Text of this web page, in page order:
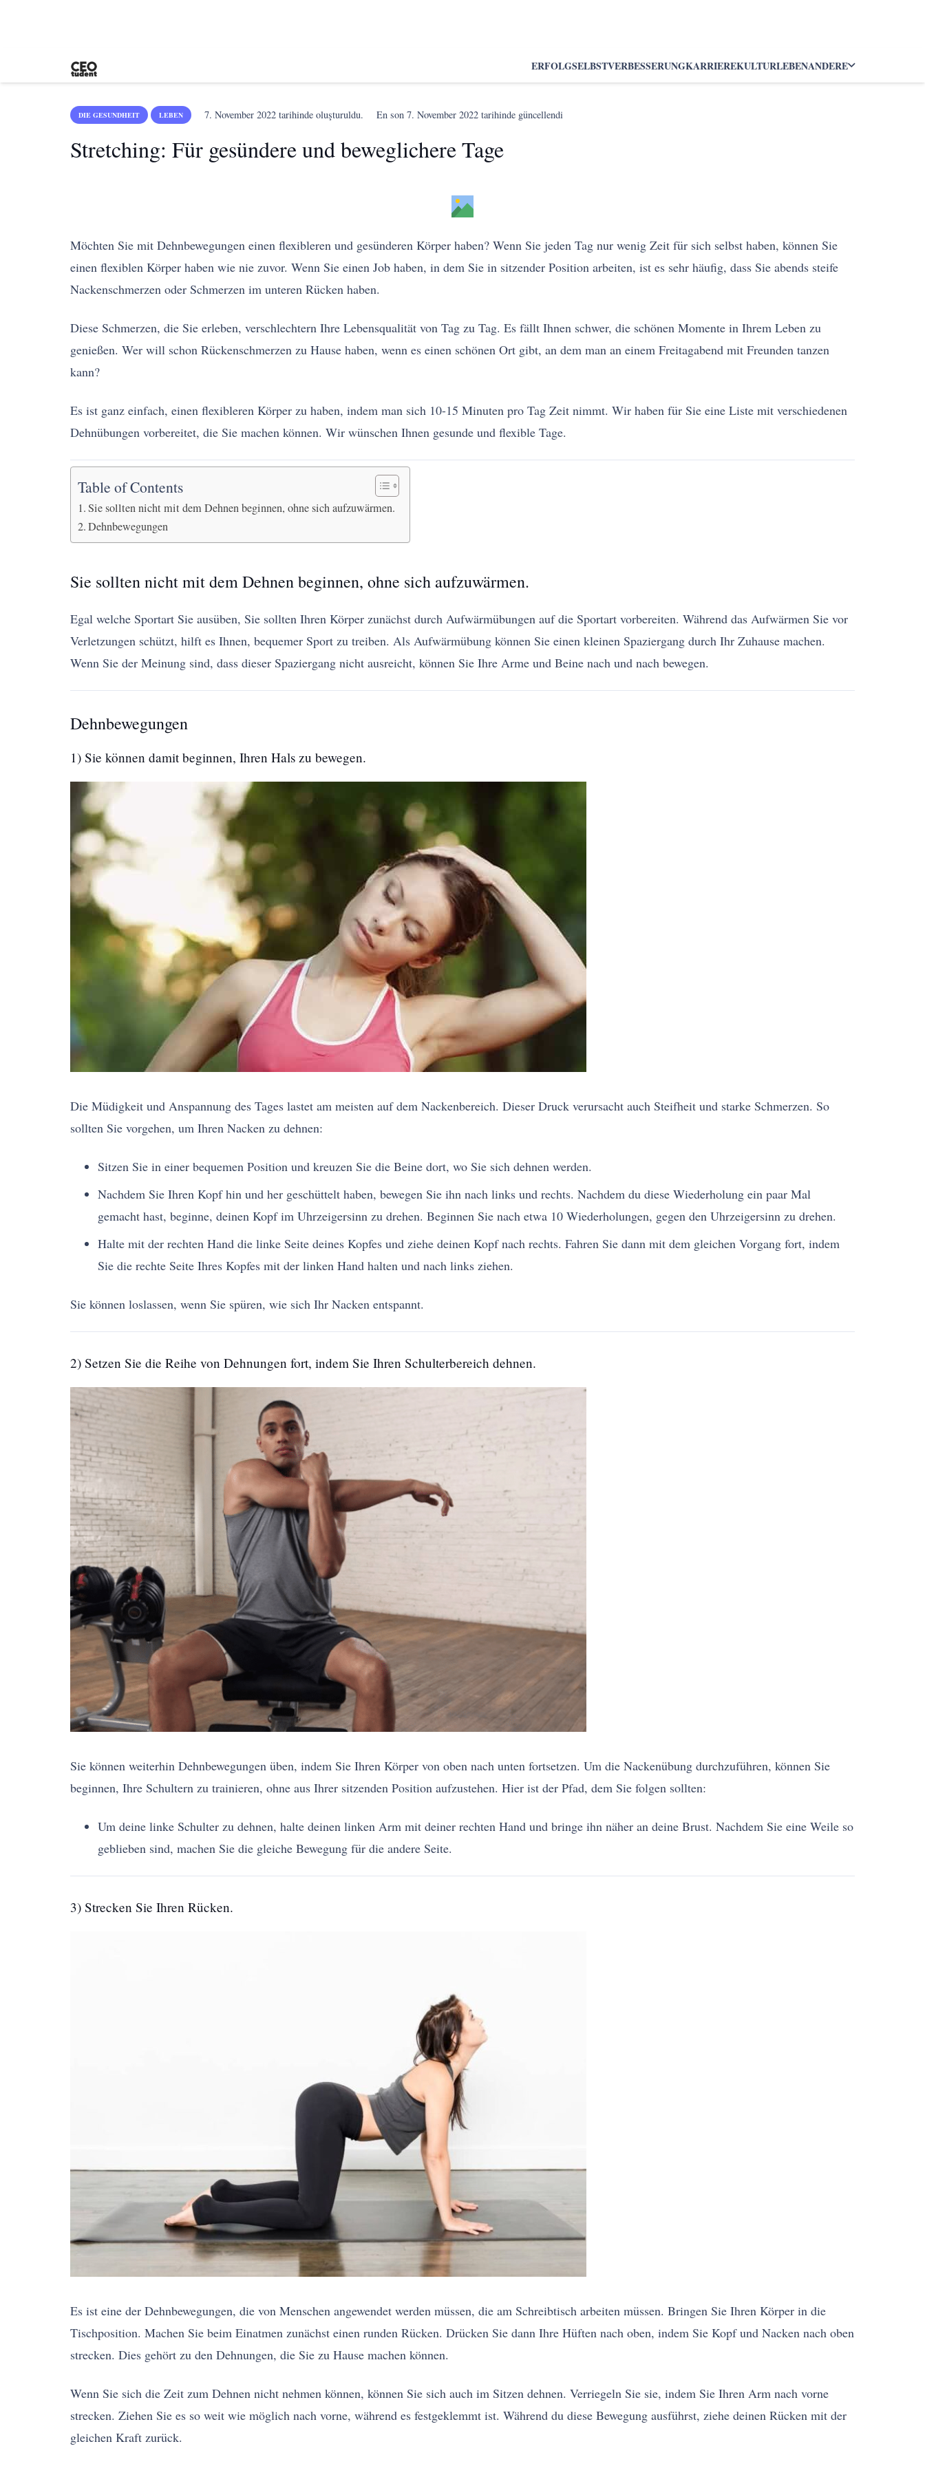
ERFOLGSELBSTVERBESSERUNGKARRIEREKULTURLEBENANDERE
DIE GESUNDHEIT LEBEN 7. November 2022 tarihinde oluşturuldu. En son7. November 2022 tarihinde güncellendi
Stretching: Für gesündere und beweglichere Tage
Möchten Sie mit Dehnbewegungen einen flexibleren und gesünderen Körper haben? Wenn Sie jeden Tag nur wenig Zeit für sich selbst haben, können Sie
einen flexiblen Körper haben wie nie zuvor. Wenn Sie einen Job haben, in dem Sie in sitzender Position arbeiten, ist es sehr häufig, dass Sie abends steife
Nackenschmerzen oder Schmerzen im unteren Rücken haben.
Diese Schmerzen, die Sie erleben, verschlechtern Ihre Lebensqualität von Tag zu Tag. Es fällt Ihnen schwer, die schönen Momente in Ihrem Leben zu
genießen. Wer will schon Rückenschmerzen zu Hause haben, wenn es einen schönen Ort gibt, an dem man an einem Freitagabend mit Freunden tanzen
kann?
Es ist ganz einfach, einen flexibleren Körper zu haben, indem man sich 10-15 Minuten pro Tag Zeit nimmt. Wir haben für Sie eine Liste mit verschiedenen
Dehnübungen vorbereitet, die Sie machen können. Wir wünschen Ihnen gesunde und flexible Tage.
Table of Contents
Sie sollten nicht mit dem Dehnen beginnen, ohne sich aufzuwärmen.
Dehnbewegungen
Sie sollten nicht mit dem Dehnen beginnen, ohne sich aufzuwärmen.
Egal welche Sportart Sie ausüben, Sie sollten Ihren Körper zunächst durch Aufwärmübungen auf die Sportart vorbereiten. Während das Aufwärmen Sie vor
Verletzungen schützt, hilft es Ihnen, bequemer Sport zu treiben. Als Aufwärmübung können Sie einen kleinen Spaziergang durch Ihr Zuhause machen.
Wenn Sie der Meinung sind, dass dieser Spaziergang nicht ausreicht, können Sie Ihre Arme und Beine nach und nach bewegen.
Dehnbewegungen
1) Sie können damit beginnen, Ihren Hals zu bewegen.
Die Müdigkeit und Anspannung des Tages lastet am meisten auf dem Nackenbereich. Dieser Druck verursacht auch Steifheit und starke Schmerzen. So
sollten Sie vorgehen, um Ihren Nacken zu dehnen:
Sitzen Sie in einer bequemen Position und kreuzen Sie die Beine dort, wo Sie sich dehnen werden.
Nachdem Sie Ihren Kopf hin und her geschüttelt haben, bewegen Sie ihn nach links und rechts. Nachdem du diese Wiederholung ein paar Mal
gemacht hast, beginne, deinen Kopf im Uhrzeigersinn zu drehen. Beginnen Sie nach etwa 10 Wiederholungen, gegen den Uhrzeigersinn zu drehen.
Halte mit der rechten Hand die linke Seite deines Kopfes und ziehe deinen Kopf nach rechts. Fahren Sie dann mit dem gleichen Vorgang fort, indem
Sie die rechte Seite Ihres Kopfes mit der linken Hand halten und nach links ziehen.
Sie können loslassen, wenn Sie spüren, wie sich Ihr Nacken entspannt.
2) Setzen Sie die Reihe von Dehnungen fort, indem Sie Ihren Schulterbereich dehnen.
Sie können weiterhin Dehnbewegungen üben, indem Sie Ihren Körper von oben nach unten fortsetzen. Um die Nackenübung durchzuführen, können Sie
beginnen, Ihre Schultern zu trainieren, ohne aus Ihrer sitzenden Position aufzustehen. Hier ist der Pfad, dem Sie folgen sollten:
Um deine linke Schulter zu dehnen, halte deinen linken Arm mit deiner rechten Hand und bringe ihn näher an deine Brust. Nachdem Sie eine Weile so
geblieben sind, machen Sie die gleiche Bewegung für die andere Seite.
3) Strecken Sie Ihren Rücken.
Es ist eine der Dehnbewegungen, die von Menschen angewendet werden müssen, die am Schreibtisch arbeiten müssen. Bringen Sie Ihren Körper in die
Tischposition. Machen Sie beim Einatmen zunächst einen runden Rücken. Drücken Sie dann Ihre Hüften nach oben, indem Sie Kopf und Nacken nach oben
strecken. Dies gehört zu den Dehnungen, die Sie zu Hause machen können.
Wenn Sie sich die Zeit zum Dehnen nicht nehmen können, können Sie sich auch im Sitzen dehnen. Verriegeln Sie sie, indem Sie Ihren Arm nach vorne
strecken. Ziehen Sie es so weit wie möglich nach vorne, während es festgeklemmt ist. Während du diese Bewegung ausführst, ziehe deinen Rücken mit der
gleichen Kraft zurück.